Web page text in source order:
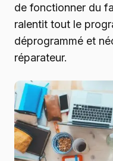
de fonctionner du
ralentit tout le
déprogrammé et
réparateur.